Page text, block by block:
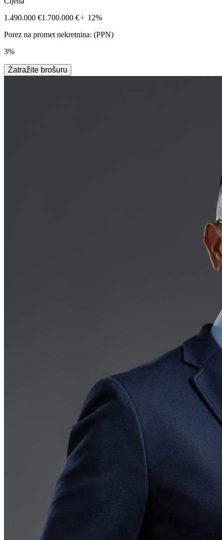
1.490.000 €1.700.000 €
12%
Porez na promet nekretnina: (PPN)
3%
Zatražite brošuru